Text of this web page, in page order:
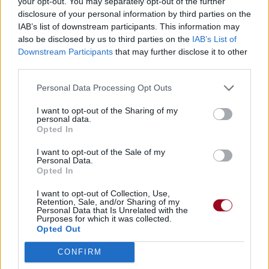
disclosure of your personal information by third parties on the
IAB’s list of downstream participants. This information may
also be disclosed by us to third parties on the IAB’s List of
Downstream Participants that may further disclose it to other
Personal Data Processing Opt Outs
I want to opt-out of the Sharing of my
personal data.
Opted In
I want to opt-out of the Sale of my
Personal Data.
Opted In
I want to opt-out of Collection, Use,
Retention, Sale, and/or Sharing of my
Personal Data that Is Unrelated with the
Purposes for which it was collected.
Opted Out
CONFIRM